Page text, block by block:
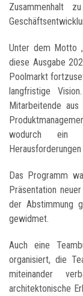
Zusammenhalt
Unter dem Motto
diese Ausgabe
Poolmarkt
langfristige
Mitarbeitende aus
wodurch ein
Das Programm
Präsentation
der Abstimmung
gewidmet.
Auch eine
organisiert, die
miteinander
architektonische